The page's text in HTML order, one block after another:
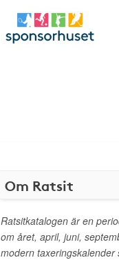
Om Ratsit
Ratsitkatalogen är en
om året, april, juni,
modern